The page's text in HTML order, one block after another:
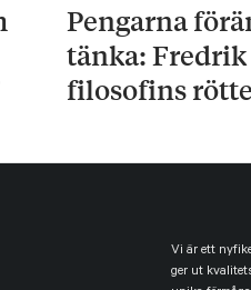
Pengarna
tänka:
filosofins
Vi är ett
ger ut